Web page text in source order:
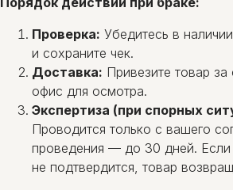
Проверка: Убедитесь в
и сохраните чек.
Доставка: Привезите товар
офис для осмотра.
Экспертиза (при спорных
Проводится только с вашего
проведения — до 30 дней. Если
не подтвердится, товар